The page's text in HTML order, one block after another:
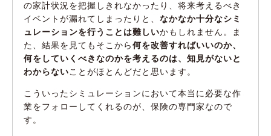
の家計状況を把握しきれなかったり、将来考えるべき
イベントが漏れてしまったりと、なかなか十分なシミ
ュレーションを行うことは難しいかもしれません。ま
た、結果を見てもそこから何を改善すればいいのか、
何をしていくべきなのかを考えるのは、知見がないと
わからないことがほとんどだと思います。
こういったシミュレーションにおいて本当に必要な作
業をフォローしてくれるのが、保険の専門家なので
す。